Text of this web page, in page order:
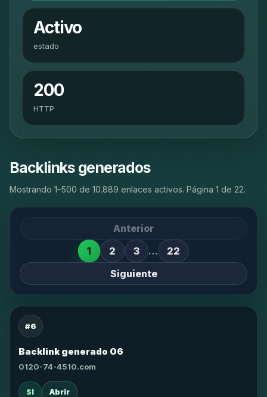
Activo
estado
200
HTTP
Backlinks generados
Mostrando 1–500 de 10.889 enlaces activos. Página 1 de 22.
Anterior
1
2 3 …
22
Siguiente
#6
Backlink generado 06
0120-74-4510.com
SI Abrir